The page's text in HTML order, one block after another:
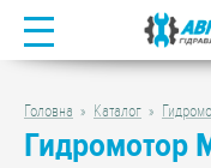
Головна Каталог
Гидромотор